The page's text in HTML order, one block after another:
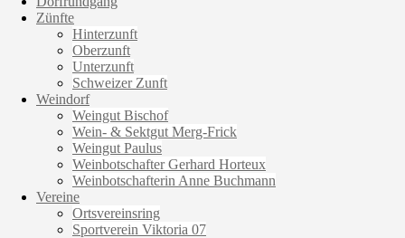
Zünfte
Hinterzunft
Oberzunft
Unterzunft
Schweizer Zunft
Weindorf
Weingut Bischof
Wein- & Sektgut Merg-Frick
Weingut Paulus
Weinbotschafter Gerhard Horteux
Weinbotschafterin Anne Buchmann
Vereine
Ortsvereinsring
Sportverein Viktoria 07